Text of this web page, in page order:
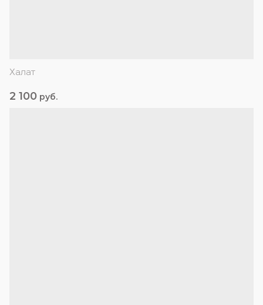
Халат
2 100 руб.